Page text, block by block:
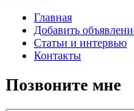
Главная
Добавить
Статьи и интервью
Контакты
Позвоните мне